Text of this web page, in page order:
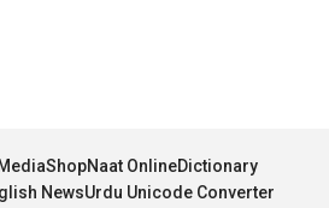
ShopNaat OnlineDictionary
NewsUrdu Unicode Converter